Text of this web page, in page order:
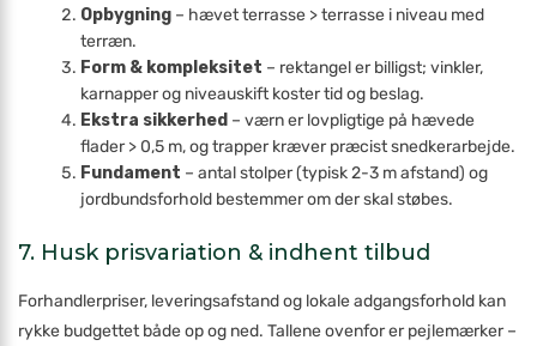
Opbygning – hævet terrasse > terrasse i niveau med
terræn.
Form & kompleksitet – rektangel er billigst; vinkler,
karnapper og niveauskift koster tid og beslag.
Ekstra sikkerhed – værn er lovpligtige på hævede
flader > 0,5 m, og trapper kræver præcist snedkerarbejde.
Fundament – antal stolper (typisk 2-3 m afstand) og
jordbundsforhold bestemmer om der skal støbes.
7. Husk pris­variation & indhent tilbud
Forhandler­priser, leveringsafstand og lokale adgangsforhold kan
rykke budgettet både op og ned. Tallene ovenfor er pejlemærker –